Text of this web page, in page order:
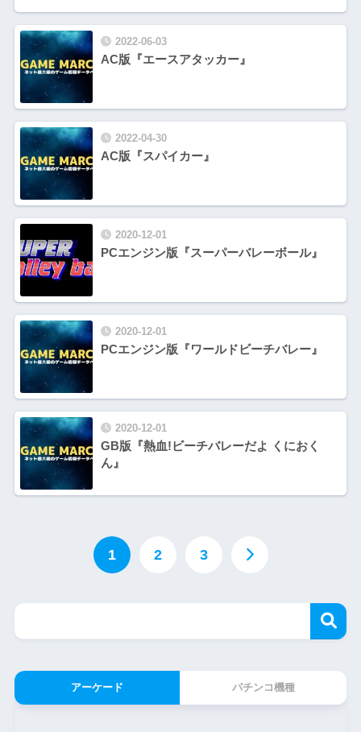
2022-06-03
AC版『エースアタッカー』
2022-04-30
AC版『スパイカー』
2020-12-01
PCエンジン版『スーパーバレーボール』
2020-12-01
PCエンジン版『ワールドビーチバレー』
2020-12-01
GB版『熱血!ビーチバレーだよ くにおく
ん』
1 2 3
アーケード パチンコ機種